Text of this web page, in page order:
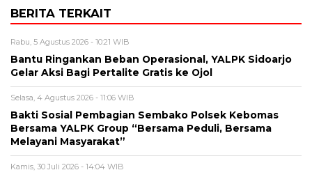
BERITA TERKAIT
Rabu, 5 Agustus 2026 - 10:21 WIB
Bantu Ringankan Beban Operasional, YALPK Sidoarjo
Gelar Aksi Bagi Pertalite Gratis ke Ojol
Selasa, 4 Agustus 2026 - 11:06 WIB
Bakti Sosial Pembagian Sembako Polsek Kebomas
Bersama YALPK Group “Bersama Peduli, Bersama
Melayani Masyarakat”
Kamis, 30 Juli 2026 - 14:04 WIB